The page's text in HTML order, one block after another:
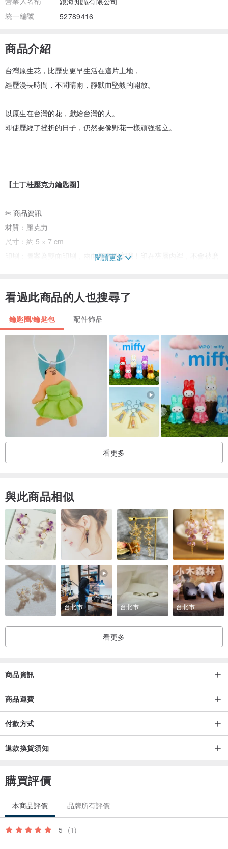
統一編號
52789416
商品介紹
台灣原生花，比歷史更早生活在這片土地，
經歷漫長時間，不問晴雨，靜默而堅毅的開放。
以原生在台灣的花，獻給台灣的人。
即使歷經了挫折的日子，仍然要像野花一樣頑強挺立。
【土丁桂壓克力鑰匙圈】
✄ 商品資訊
材質：壓克力
尺寸：約 5 × 7 cm
印刷：圖案為雙面印刷，兩面都有圖案哦！印在夾層內裡，不會被磨
買。
__________________________________
台灣原生花系列吊飾，一共5款。另有花系列桌曆、手帳貼紙。
＼台灣原生花系列鑰匙圈，任選3件免運中／
閱讀更多
看過此商品的人也搜尋了
鑰匙圈/鑰匙包 配件飾品
看更多
與此商品相似
台北市 台北市 台北市
看更多
商品資訊
商品運費
付款方式
退款換貨須知
購買評價
本商品評價 品牌所有評價
5 (1)